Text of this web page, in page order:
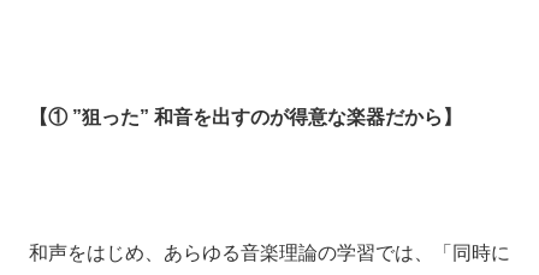
【① ”狙った” 和音を出すのが得意な楽器だから】
和声をはじめ、あらゆる音楽理論の学習では、
「同時に